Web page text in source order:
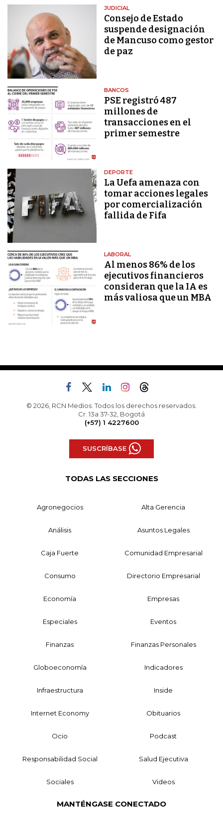
JUDICIAL
Consejo de Estado
suspende designación
de Mancuso como gestor
de paz
BANCOS
PSE registró 487
millones de
transacciones en el
primer semestre
DEPORTE
La Uefa amenaza con
tomar acciones legales
por comercialización
fallida de Fifa
LABORAL
Al menos 86% de los
ejecutivos financieros
consideran que la IA es
más valiosa que un MBA
© 2026, RCN Medios. Todos los derechos reservados.
Cr. 13a 37-32, Bogotá
(+57) 1 4227600
SUSCRÍBASE
TODAS LAS SECCIONES
Agronegocios Alta Gerencia
Análisis Asuntos Legales
Caja Fuerte Comunidad Empresarial
Consumo Directorio Empresarial
Economía Empresas
Especiales Eventos
Finanzas Finanzas Personales
Globoeconomía Indicadores
Infraestructura Inside
Internet Economy Obituarios
Ocio Podcast
Responsabilidad Social Salud Ejecutiva
Sociales Videos
MANTÉNGASE CONECTADO